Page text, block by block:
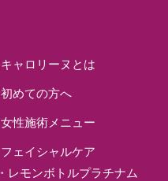
キャロリーヌとは
初めての方へ
女性施術メニュー
フェイシャルケア
レモンボトルプラチナム